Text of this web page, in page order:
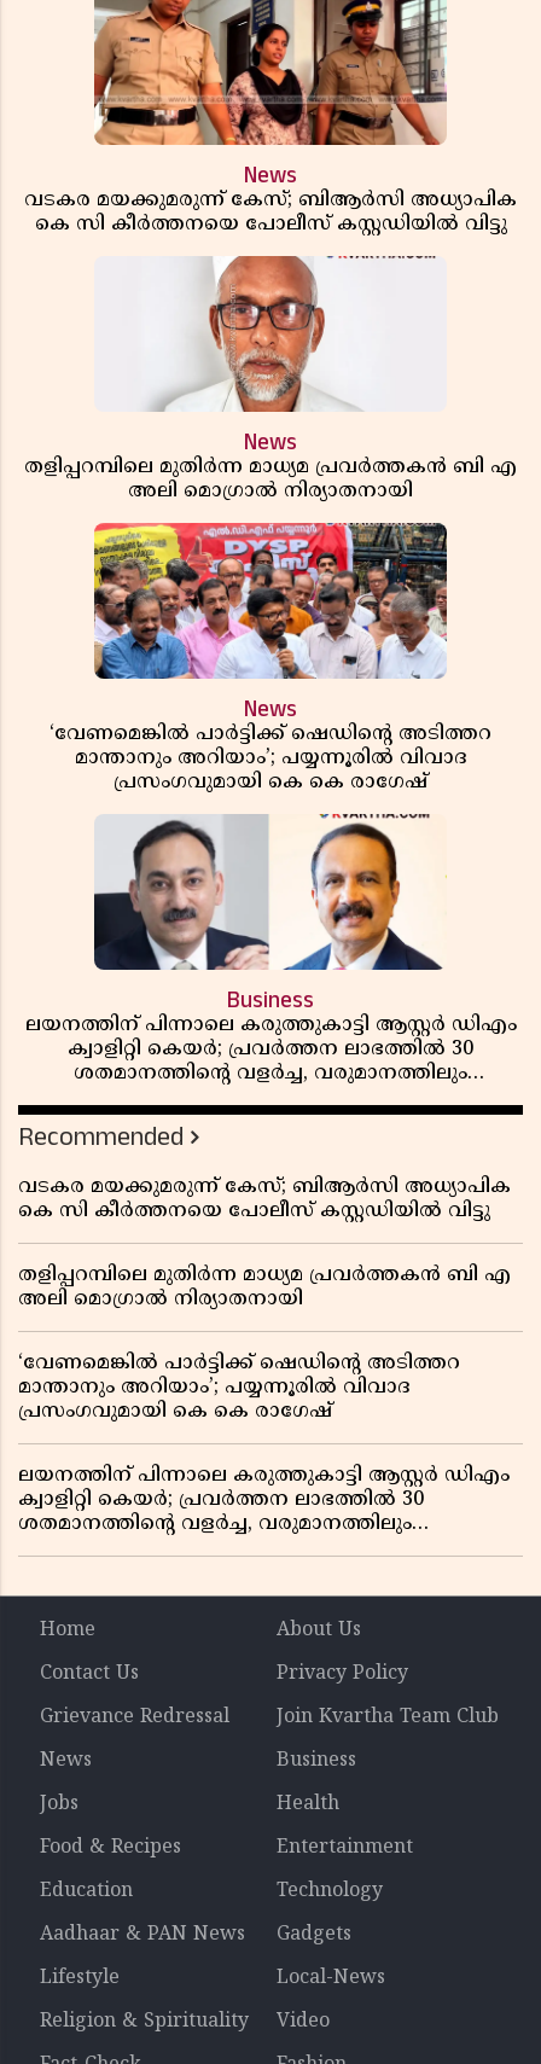
News
വടകര മയക്കുമരുന്ന് കേസ്; ബിആർസി അധ്യാപിക
കെ സി കീർത്തനയെ പോലീസ് കസ്റ്റഡിയിൽ വിട്ടു
News
തളിപ്പറമ്പിലെ മുതിർന്ന മാധ്യമ പ്രവർത്തകൻ ബി എ
അലി മൊഗ്രാൽ നിര്യാതനായി
News
‘വേണമെങ്കിൽ പാർട്ടിക്ക് ഷെഡിൻ്റെ അടിത്തറ
മാന്താനും അറിയാം’; പയ്യന്നൂരിൽ വിവാദ
പ്രസംഗവുമായി കെ കെ രാഗേഷ്
Business
ലയനത്തിന് പിന്നാലെ കരുത്തുകാട്ടി ആസ്റ്റർ ഡിഎം
ക്വാളിറ്റി കെയർ; പ്രവർത്തന ലാഭത്തിൽ 30
ശതമാനത്തിൻ്റെ വളർച്ച, വരുമാനത്തിലും
റിപ്പോർട്ട് പുറത്ത്
Recommended
വടകര മയക്കുമരുന്ന് കേസ്; ബിആർസി അധ്യാപിക
കെ സി കീർത്തനയെ പോലീസ് കസ്റ്റഡിയിൽ വിട്ടു
തളിപ്പറമ്പിലെ മുതിർന്ന മാധ്യമ പ്രവർത്തകൻ ബി എ
അലി മൊഗ്രാൽ നിര്യാതനായി
‘വേണമെങ്കിൽ പാർട്ടിക്ക് ഷെഡിൻ്റെ അടിത്തറ
മാന്താനും അറിയാം’; പയ്യന്നൂരിൽ വിവാദ
പ്രസംഗവുമായി കെ കെ രാഗേഷ്
ലയനത്തിന് പിന്നാലെ കരുത്തുകാട്ടി ആസ്റ്റർ ഡിഎം
ക്വാളിറ്റി കെയർ; പ്രവർത്തന ലാഭത്തിൽ 30
ശതമാനത്തിൻ്റെ വളർച്ച, വരുമാനത്തിലും
Home
About Us
Contact Us
Privacy Policy
Grievance Redressal
Join Kvartha Team Club
News
Business
Jobs
Health
Food & Recipes
Entertainment
Education
Technology
Aadhaar & PAN News
Gadgets
Lifestyle
Local-News
Religion & Spirituality
Video